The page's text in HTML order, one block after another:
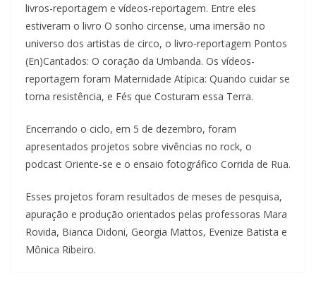
livros-reportagem e vídeos-reportagem. Entre eles
estiveram o livro O sonho circense, uma imersão no
universo dos artistas de circo, o livro-reportagem Pontos
(En)Cantados: O coração da Umbanda. Os vídeos-
reportagem foram Maternidade Atípica: Quando cuidar se
torna resistência, e Fés que Costuram essa Terra.
Encerrando o ciclo, em 5 de dezembro, foram
apresentados projetos sobre vivências no rock, o
podcast Oriente-se e o ensaio fotográfico Corrida de Rua.
Esses projetos foram resultados de meses de pesquisa,
apuração e produção orientados pelas professoras Mara
Rovida, Bianca Didoni, Georgia Mattos, Evenize Batista e
Mônica Ribeiro.